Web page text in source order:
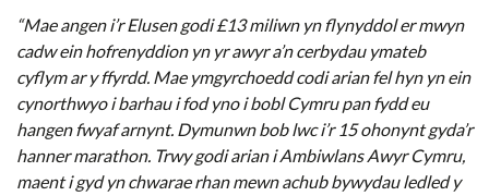
“Mae angen i’r Elusen godi £13 miliwn yn flynyddol er mwyn
cadw ein hofrenyddion yn yr awyr a’n cerbydau ymateb
cyflym ar y ffyrdd. Mae ymgyrchoedd codi arian fel hyn yn ein
cynorthwyo i barhau i fod yno i bobl Cymru pan fydd eu
hangen fwyaf arnynt. Dymunwn bob lwc i’r 15 ohonynt gyda’r
hanner marathon. Trwy godi arian i Ambiwlans Awyr Cymru,
maent i gyd yn chwarae rhan mewn achub bywydau ledled y